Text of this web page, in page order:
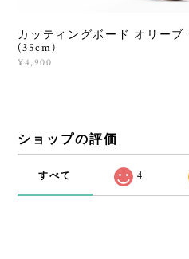
カッティングボード オリー
(35cm)
¥4,900
ショップの評価
すべて 4